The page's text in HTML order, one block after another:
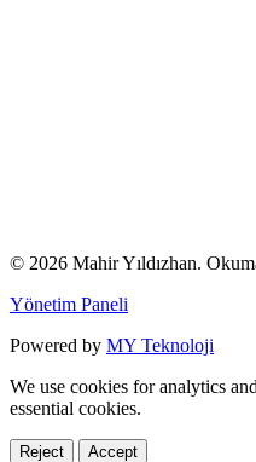
© 2026 Mahir Yıldızhan.
Yönetim Paneli
Powered by MY Teknoloji
We use cookies for analytics
essential cookies.
Reject Accept